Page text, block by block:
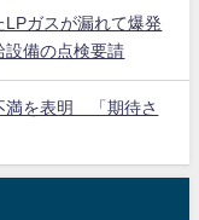
LPガスが漏れて爆発
備の点検要請
満を表明 「期待さ